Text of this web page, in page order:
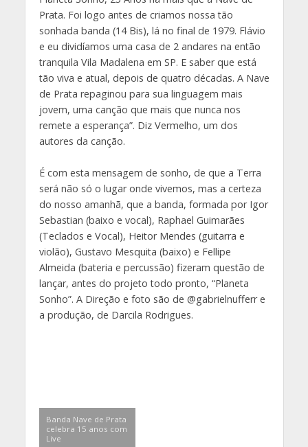
Prata. Foi logo antes de criamos nossa tão
sonhada banda (14 Bis), lá no final de 1979. Flávio
e eu dividíamos uma casa de 2 andares na então
tranquila Vila Madalena em SP. E saber que está
tão viva e atual, depois de quatro décadas. A Nave
de Prata repaginou para sua linguagem mais
jovem, uma canção que mais que nunca nos
remete a esperança”. Diz Vermelho, um dos
autores da canção.
É com esta mensagem de sonho, de que a Terra
será não só o lugar onde vivemos, mas a certeza
do nosso amanhã, que a banda, formada por Igor
Sebastian (baixo e vocal), Raphael Guimarães
(Teclados e Vocal), Heitor Mendes (guitarra e
violão), Gustavo Mesquita (baixo) e Fellipe
Almeida (bateria e percussão) fizeram questão de
lançar, antes do projeto todo pronto, “Planeta
Sonho”. A Direção e foto são de @gabrielnufferr e
a produção, de Darcila Rodrigues.
Banda Nave de Prata
celebra 15 anos com
Live